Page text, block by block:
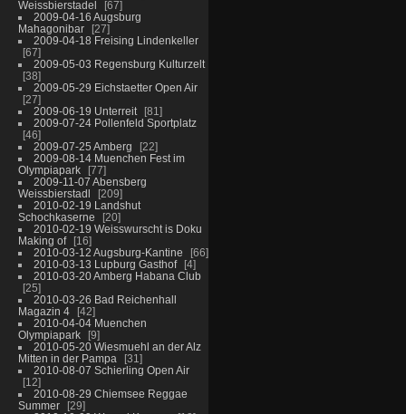
Weissbierstadel
67
2009-04-16 Augsburg
Mahagonibar
27
2009-04-18 Freising Lindenkeller
67
2009-05-03 Regensburg Kulturzelt
38
2009-05-29 Eichstaetter Open Air
27
2009-06-19 Unterreit
81
2009-07-24 Pollenfeld Sportplatz
46
2009-07-25 Amberg
22
2009-08-14 Muenchen Fest im
Olympiapark
77
2009-11-07 Abensberg
Weissbierstadl
209
2010-02-19 Landshut
Schochkaserne
20
2010-02-19 Weisswurscht is Doku
Making of
16
2010-03-12 Augsburg-Kantine
66
2010-03-13 Lupburg Gasthof
4
2010-03-20 Amberg Habana Club
25
2010-03-26 Bad Reichenhall
Magazin 4
42
2010-04-04 Muenchen
Olympiapark
9
2010-05-20 Wiesmuehl an der Alz
Mitten in der Pampa
31
2010-08-07 Schierling Open Air
12
2010-08-29 Chiemsee Reggae
Summer
29